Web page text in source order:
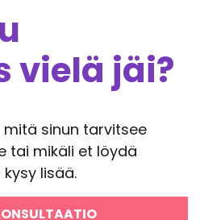
vielä jäi?
sinun tarvitsee
tai mikäli et löydä
lisää.